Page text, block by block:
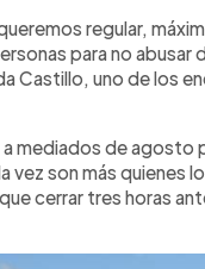
regular,
para no abusar
Castillo, uno de los
mediados de agosto
son más quienes
cerrar tres horas